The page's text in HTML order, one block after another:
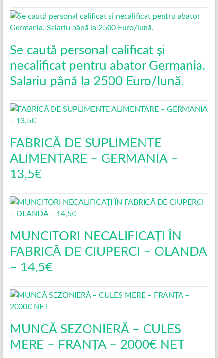
Se caută personal calificat și
necalificat pentru abator Germania.
Salariu până la 2500 Euro/lună.
FABRICĂ DE SUPLIMENTE
ALIMENTARE – GERMANIA –
13,5€
MUNCITORI NECALIFICAȚI ÎN
FABRICĂ DE CIUPERCI – OLANDA
– 14,5€
MUNCĂ SEZONIERĂ – CULES
MERE – FRANȚA – 2000€ NET